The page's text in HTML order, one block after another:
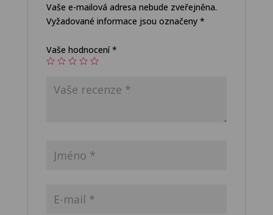
Vaše e-mailová adresa nebude zveřejněna.
Vyžadované informace jsou označeny *
Vaše hodnocení*